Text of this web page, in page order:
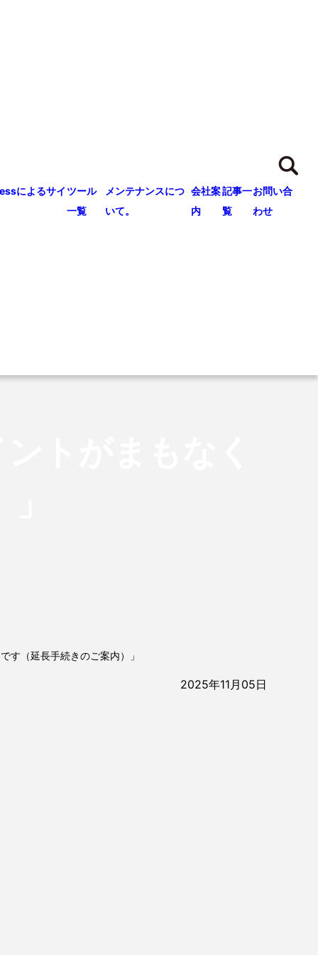
によるサイ ツール
一覧
メンテナンスにつ
いて。
会社案
内
記事一
覧
お問い合
わせ
す（延長手続きのご案内）」
2025年11月05日